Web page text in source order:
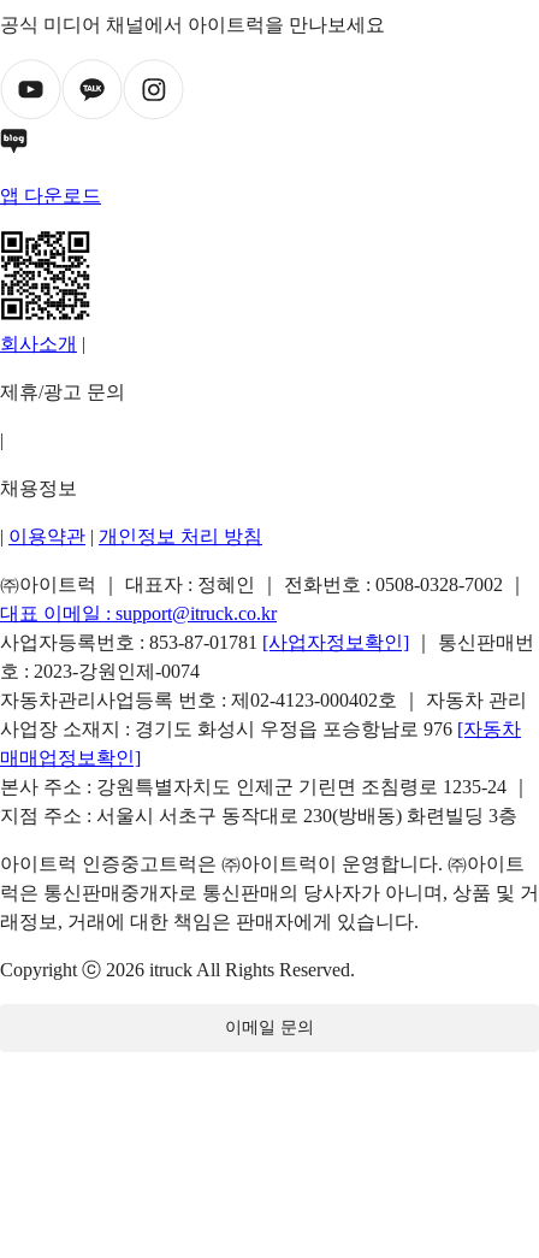
공식 미디어 채널에서 아이트럭을 만나보세요
앱 다운로드
회사소개 |
제휴/광고 문의
|
채용정보
| 이용약관 | 개인정보 처리 방침
㈜아이트럭 ｜ 대표자 : 정혜인 ｜ 전화번호 : 0508-0328-7002
대표 이메일 : support@itruck.co.kr
사업자등록번호 : 853-87-01781 [사업자정보확인]
｜ 통신판매번
호 : 2023-강원인제-0074
자동차관리사업등록 번호 : 제02-4123-000402호 ｜ 자동차 관리
사업장 소재지 : 경기도 화성시 우정읍 포승항남로 976 [자동차
매매업정보확인]
본사 주소 : 강원특별자치도 인제군 기린면 조침령로 1235-24 ｜
지점 주소 : 서울시 서초구 동작대로 230(방배동) 화련빌딩 3층
아이트럭 인증중고트럭은 ㈜아이트럭이 운영합니다. ㈜아이트
럭은 통신판매중개자로 통신판매의 당사자가 아니며, 상품 및 거
래정보, 거래에 대한 책임은 판매자에게 있습니다.
Copyright ⓒ 2026 itruck All Rights Reserved.
이메일 문의